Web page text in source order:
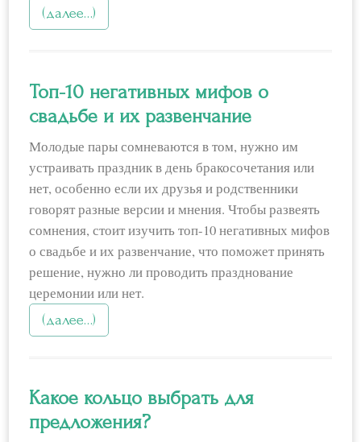
(далее…)
Топ-10 негативных мифов о
свадьбе и их развенчание
Молодые пары сомневаются в том, нужно им
устраивать праздник в день бракосочетания или
нет, особенно если их друзья и родственники
говорят разные версии и мнения. Чтобы развеять
сомнения, стоит изучить топ-10 негативных мифов
о свадьбе и их развенчание, что поможет принять
решение, нужно ли проводить празднование
церемонии или нет.
(далее…)
Какое кольцо выбрать для
предложения?